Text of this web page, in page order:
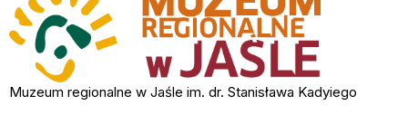
Muzeum regionalne w Jaśle im. dr. Stanisława Kadyiego